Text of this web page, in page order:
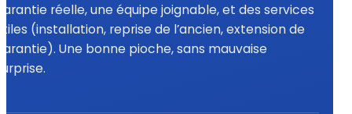
réelle, une équipe joignable, et des services
(installation, reprise de l’ancien, extension de
Une bonne pioche, sans mauvaise